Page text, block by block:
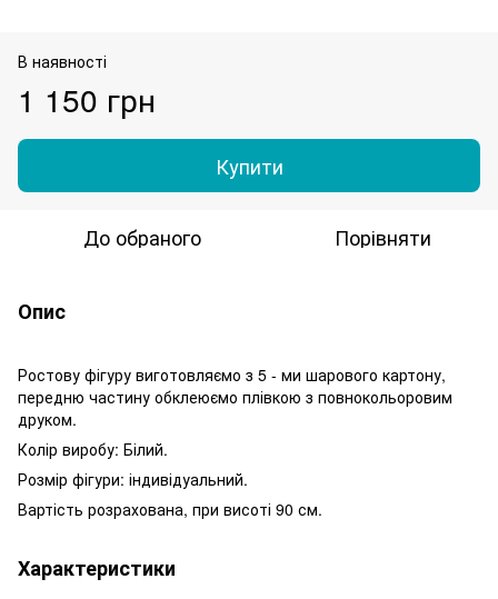
В наявності
1 150 грн
Купити
До обраного Порівняти
Опис
Ростову фігуру виготовляємо з 5 - ми шарового картону,
передню частину обклеюємо плівкою з повнокольоровим
друком.
Колір виробу: Білий.
Розмір фігури: індивідуальний.
Вартість розрахована, при висоті 90 см.
Характеристики